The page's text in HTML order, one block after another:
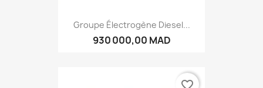
Groupe Électrogène Diesel...
930 000,00 MAD